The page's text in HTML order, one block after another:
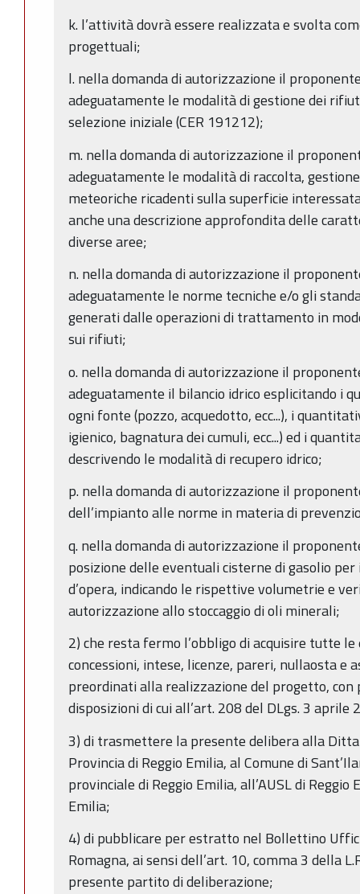
k. l’attività dovrà essere realizzata e svolta
progettuali;
l. nella domanda di autorizzazione il
adeguatamente le modalità di gestione dei
selezione iniziale (CER 191212);
m. nella domanda di autorizzazione il
adeguatamente le modalità di raccolta,
meteoriche ricadenti sulla superficie
anche una descrizione approfondita delle
diverse aree;
n. nella domanda di autorizzazione il
adeguatamente le norme tecniche e/o gli
generati dalle operazioni di trattamento in
sui rifiuti;
o. nella domanda di autorizzazione il
adeguatamente il bilancio idrico esplicitando i
ogni fonte (pozzo, acquedotto, ecc...), i
igienico, bagnatura dei cumuli, ecc...) ed i
descrivendo le modalità di recupero idrico;
p. nella domanda di autorizzazione il
dell’impianto alle norme in materia di
q. nella domanda di autorizzazione il
posizione delle eventuali cisterne di gasolio
d’opera, indicando le rispettive volumetrie e
autorizzazione allo stoccaggio di oli minerali;
2) che resta fermo l’obbligo di acquisire tutte
concessioni, intese, licenze, pareri, nullaosta e
preordinati alla realizzazione del progetto,
disposizioni di cui all’art. 208 del DLgs. 3 aprile
3) di trasmettere la presente delibera alla
Provincia di Reggio Emilia, al Comune di
provinciale di Reggio Emilia, all’AUSL di
Emilia;
4) di pubblicare per estratto nel Bollettino
Romagna, ai sensi dell’art. 10, comma 3 della
presente partito di deliberazione;